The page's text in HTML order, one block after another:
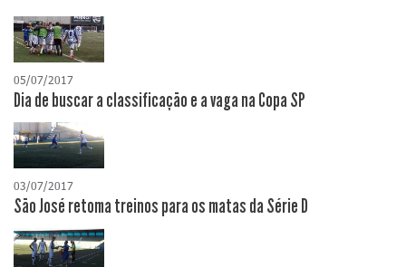
05/07/2017
Dia de buscar a classificação e a vaga na Copa SP
03/07/2017
São José retoma treinos para os matas da Série D